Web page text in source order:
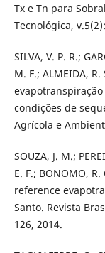
Tx e Tn para
Tecnológica,
SILVA, V. P. R.;
M. F.; ALMEIDA,
condições de
Agrícola e
SOUZA, J. M.;
E. F.; BONOMO,
reference
Santo. Revista
126, 2014.